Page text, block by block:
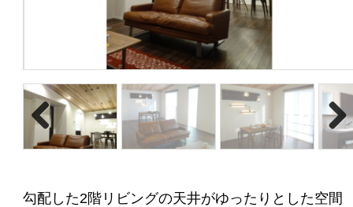
Previous Next
勾配した2階リビングの天井がゆったりとした空間